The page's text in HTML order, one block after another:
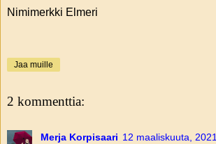
Nimimerkki Elmeri
Jaa muille
2 kommenttia:
Merja Korpisaari 12 maaliskuuta, 2021